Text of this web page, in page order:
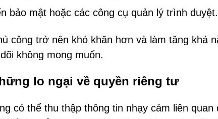
bảo mật hoặc các công cụ quản lý trình duyệt.
công trở nên khó khăn hơn và làm tăng khả
không mong muốn.
lo ngại về quyền riêng tư
có thể thu thập thông tin nhạy cảm liên quan